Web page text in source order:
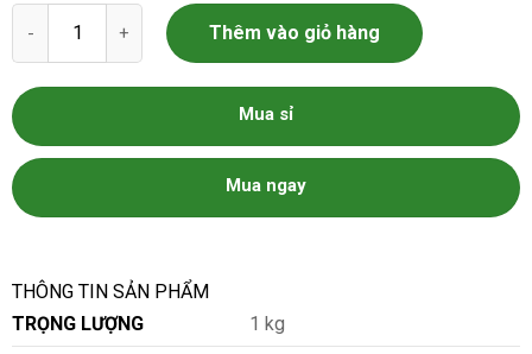
Cua Đồng Tươi Sống số lượng
Thêm vào giỏ hàng
Mua sỉ
Mua ngay
THÔNG TIN SẢN PHẨM
TRỌNG LƯỢNG
1 kg